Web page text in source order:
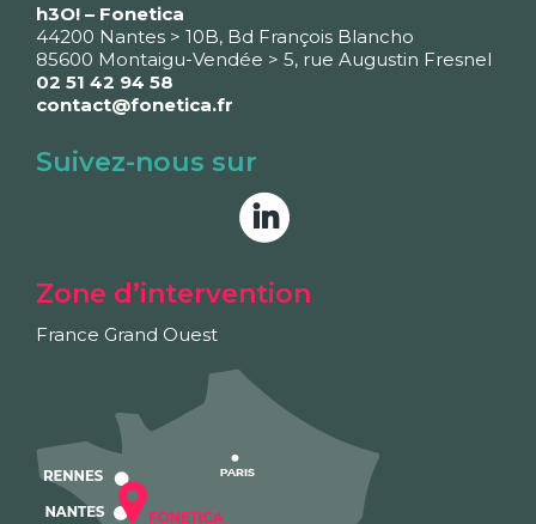
h3O! – Fonetica
44200 Nantes > 10B, Bd François Blancho
85600 Montaigu-Vendée > 5, rue Augustin Fresnel
02 51 42 94 58
contact@fonetica.fr
Suivez-nous sur
Zone d’intervention
France Grand Ouest